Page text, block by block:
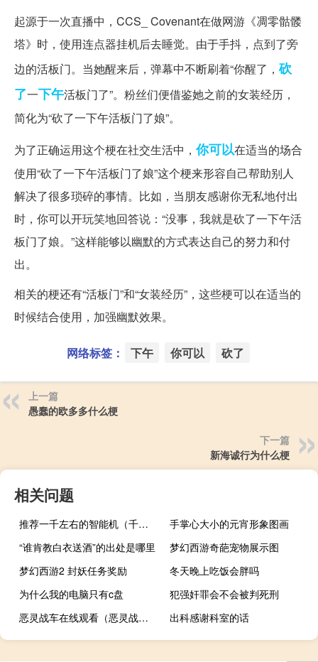
起源于一次直播中，CCS_ Covenant在做网游《凋零骷髅
塔》时，使用连点器挂机后去睡觉。由于手抖，点到了旁
边的活板门。当她醒来后，弹幕中不断刷着“你醒了，砍
了一下午活板门了”。粉丝们便借鉴她之前的女装经历，
简化为“砍了一下午活板门了娘”。
为了正确运用这个梗在社交生活中，你可以在适当的场合
使用“砍了一下午活板门了娘”这个梗来形容自己帮助别人
解决了很多琐碎的事情。比如，当朋友感谢你无私地付出
时，你可以开玩笑地回答说：“没事，我就是砍了一下午活
板门了娘。”这样能够以幽默的方式表达自己的努力和付
出。
相关的梗还有“活板门”和“女装经历”，这些梗可以在适当的
时候结合使用，加强幽默效果。
网络标签： 下午 你可以 砍了
上一篇
愚蠢的欧多多什么梗
下一篇
新海诚行为什么梗
相关问题
推荐一千左右的智能机（千元智能机排行(千元左右智能机排行)）
手掌心大小的元宵形象图画
“谁肯教白衣送酒”的出处是哪里
梦幻西游奇葩宠物展示图
梦幻西游2 封妖任务奖励
冬天晚上吃饭会胖吗
为什么我的电脑只有c盘
犯强奸罪会不会被判死刑
恶灵战车在线观看（恶灵战车）
出科感谢科室的话